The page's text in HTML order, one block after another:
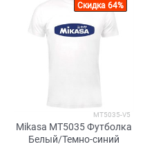
Скидка 64%
MT5035-V5
Mikasa MT5035 Футболка
Белый/Темно-синий